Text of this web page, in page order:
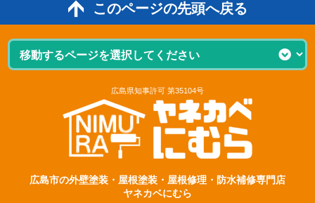
このページの先頭へ戻る
広島県知事許可 第35104号
広島市の外壁塗装・屋根塗装・屋根修理・防水補修専門店
ヤネカベにむら